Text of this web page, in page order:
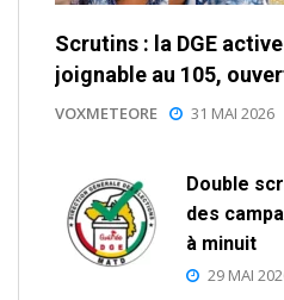
Scrutins : la DGE
joignable au 105,
VOXMETEORE 31 MAI 2026
Double
des
à minuit
29 MAI